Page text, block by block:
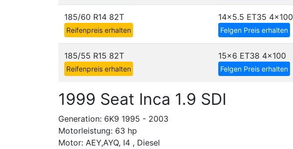
185/60 R14 82T
Reifenpreis erhalten
14x5.5 ET35 4x100
Felgen Preis erhalten
185/55 R15 82T
Reifenpreis erhalten
15x6 ET38 4x100
Felgen Preis erhalten
1999 Seat Inca 1.9 SDI
Generation: 6K9 1995 - 2003
Motorleistung: 63 hp
Motor: AEY,AYQ, I4 , Diesel